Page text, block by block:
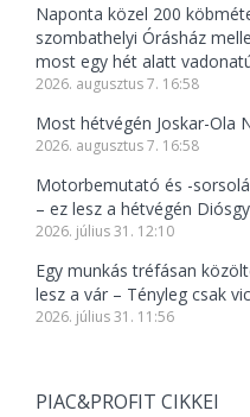
Naponta közel 200
szombathelyi Órásház
most egy hét alatt
2026. augusztus 7. 16:58
Most hétvégén Joskar-Ola
2026. augusztus 7. 16:58
Motorbemutató és -
– ez lesz a hétvégén
2026. július 31. 12:10
Egy munkás tréfásan
lesz a vár – Tényleg csak
2026. július 31. 11:56
PIAC&PROFIT CIKKEI